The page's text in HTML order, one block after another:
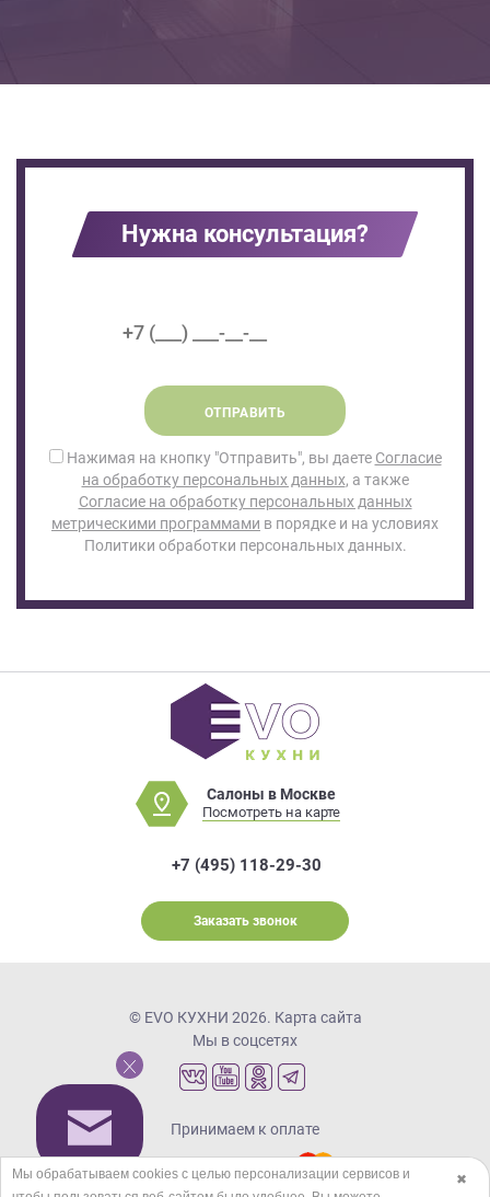
Нужна консультация?
ОТПРАВИТЬ
Нажимая на кнопку "Отправить", вы даете Согласие
на обработку персональных данных, а также
Согласие на обработку персональных данных
метрическими программами в порядке и на условиях
Политики обработки персональных данных.
Салоны в Москве
Посмотреть на карте
+7 (495) 118-29-30
Заказать звонок
© EVO КУХНИ 2026. Карта сайта
Мы в соцсетях
Принимаем к оплате
✖
Мы обрабатываем cookies с целью персонализации сервисов и